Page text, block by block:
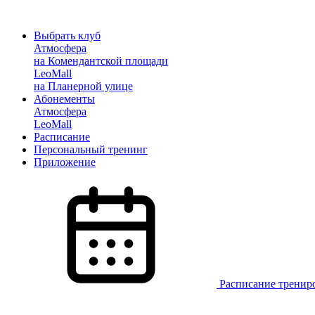
Выбрать клуб
Атмосфера
на Комендантской площади
LeoMall
на Планерной улице
Абонементы
Атмосфера
LeoMall
Расписание
Персональный тренинг
Приложение
Расписание